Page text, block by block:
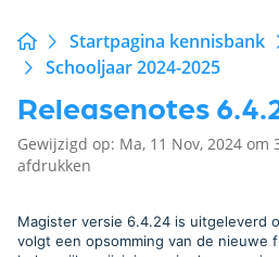
Startpagina kennisbank
Schooljaar 2024-2025
Releasenotes
Gewijzigd op: Ma, 11 Nov, 2024 om
afdrukken
Magister versie 6.4.24 is uitgeleverd
volgt een opsomming van de nieuwe